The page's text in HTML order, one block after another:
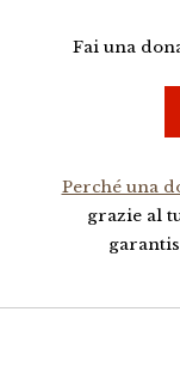
Fai una
Perché una
grazie al